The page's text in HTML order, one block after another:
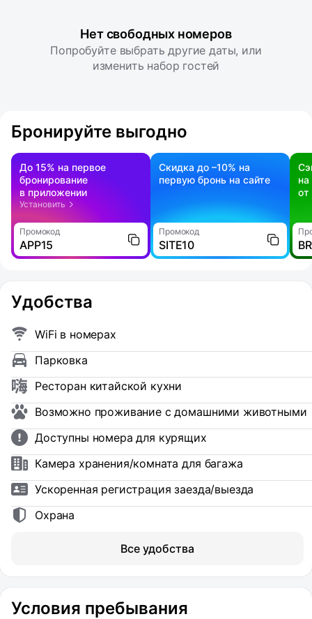
Нет свободных номеров
Попробуйте выбрать другие даты, или
изменить набор гостей
Бронируйте выгодно
До 15% на первое
бронирование
в приложении
Установить
Промокод
APP15
Скидка до –10% на
первую бронь на сайте
Промокод
SITE10
на
Удобства
WiFi в номерах
Парковка
Ресторан китайской кухни
Возможно проживание с домашними животными
Доступны номера для курящих
Камера хранения/комната для багажа
Ускоренная регистрация заезда/выезда
Охрана
Все удобства
Условия пребывания